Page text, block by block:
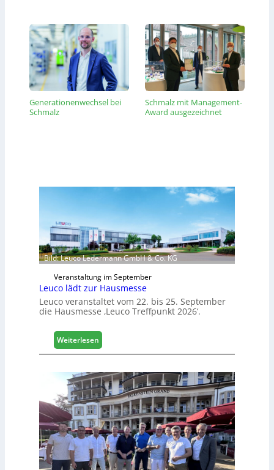
Generationenwechsel bei
Schmalz
Schmalz mit Management-
Award ausgezeichnet
Bild: Leuco Ledermann GmbH & Co. KG
Veranstaltung im September
Leuco lädt zur Hausmesse
Leuco veranstaltet vom 22. bis 25. September
die Hausmesse ‚Leuco Treffpunkt 2026‘.
Weiterlesen
L
u
c
o
l
ä
d
t
z
u